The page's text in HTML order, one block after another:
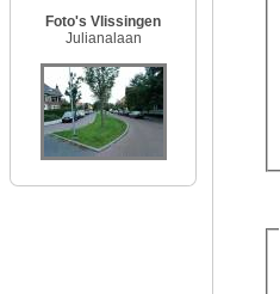
Foto's Vlissingen
Julianalaan